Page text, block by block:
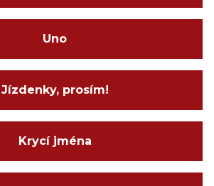
Uno
Jízdenky, prosím!
Krycí jména